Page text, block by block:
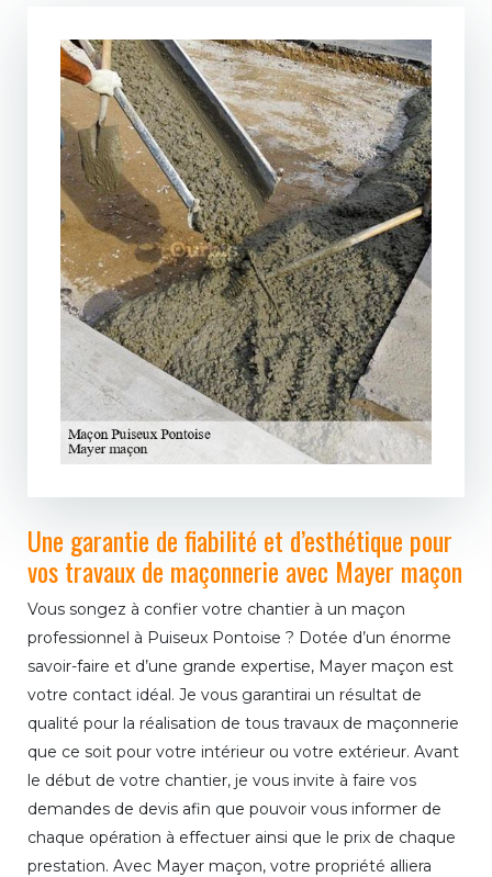
Une garantie de fiabilité et d’esthétique pour
vos travaux de maçonnerie avec Mayer maçon
Vous songez à confier votre chantier à un maçon
professionnel à Puiseux Pontoise ? Dotée d’un énorme
savoir-faire et d’une grande expertise, Mayer maçon est
votre contact idéal. Je vous garantirai un résultat de
qualité pour la réalisation de tous travaux de maçonnerie
que ce soit pour votre intérieur ou votre extérieur. Avant
le début de votre chantier, je vous invite à faire vos
demandes de devis afin que pouvoir vous informer de
chaque opération à effectuer ainsi que le prix de chaque
prestation. Avec Mayer maçon, votre propriété alliera